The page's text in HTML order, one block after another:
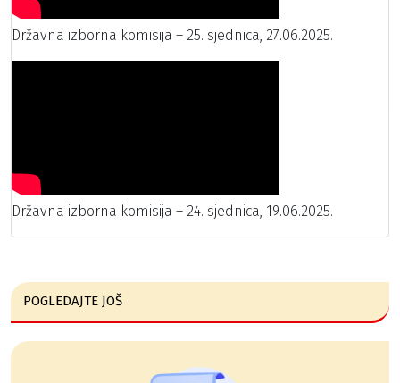
Državna izborna komisija – 25. sjednica, 27.06.2025.
Državna izborna komisija – 24. sjednica, 19.06.2025.
POGLEDAJTE JOŠ